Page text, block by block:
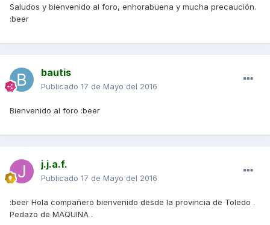
Saludos y bienvenido al foro, enhorabuena y mucha precaución.
:beer
bautis
Publicado 17 de Mayo del 2016
Bienvenido al foro :beer
j.j.a.f.
Publicado 17 de Mayo del 2016
:beer Hola compañero bienvenido desde la provincia de Toledo .
Pedazo de MAQUINA .